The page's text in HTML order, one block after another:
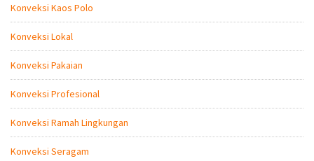
Konveksi Kaos Polo
Konveksi Lokal
Konveksi Pakaian
Konveksi Profesional
Konveksi Ramah Lingkungan
Konveksi Seragam